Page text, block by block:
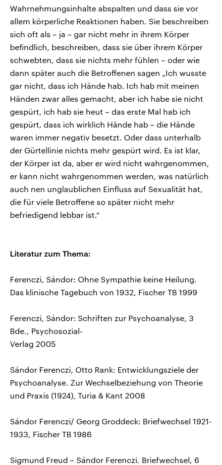
Wahrnehmungsinhalte abspalten und dass sie vor
allem körperliche Reaktionen haben. Sie beschreiben
sich oft als – ja – gar nicht mehr in ihrem Körper
befindlich, beschreiben, dass sie über ihrem Körper
schwebten, dass sie nichts mehr fühlen – oder wie
dann später auch die Betroffenen sagen „Ich wusste
gar nicht, dass ich Hände hab. Ich hab mit meinen
Händen zwar alles gemacht, aber ich habe sie nicht
gespürt, ich hab sie heut – das erste Mal hab ich
gespürt, dass ich wirklich Hände hab – die Hände
waren immer negativ besetzt. Oder dass unterhalb
der Gürtellinie nichts mehr gespürt wird. Es ist klar,
der Körper ist da, aber er wird nicht wahrgenommen,
er kann nicht wahrgenommen werden, was natürlich
auch nen unglaublichen Einfluss auf Sexualität hat,
die für viele Betroffene so später nicht mehr
befriedigend lebbar ist.“
Literatur zum Thema:
Ferenczi, Sándor: Ohne Sympathie keine Heilung.
Das klinische Tagebuch von 1932, Fischer TB 1999
Ferenczi, Sándor: Schriften zur Psychoanalyse, 3
Bde., Psychosozial-
Verlag 2005
Sándor Ferenczi, Otto Rank: Entwicklungsziele der
Psychoanalyse. Zur Wechselbeziehung von Theorie
und Praxis (1924), Turia & Kant 2008
Sándor Ferenczi/ Georg Groddeck: Briefwechsel 1921-
1933, Fischer TB 1986
Sigmund Freud – Sándor Ferenczi. Briefwechsel, 6